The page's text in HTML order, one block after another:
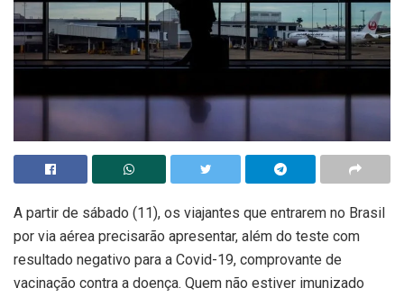
A partir de sábado (11), os viajantes que entrarem no Brasil
por via aérea precisarão apresentar, além do teste com
resultado negativo para a Covid-19, comprovante de
vacinação contra a doença. Quem não estiver imunizado